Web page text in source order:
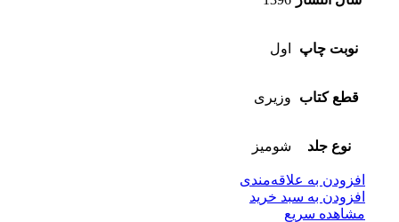
نوبت چاپ اول
قطع کتاب وزیری
نوع جلد شومیز
افزودن به علاقه‌مندی
افزودن به سبد خرید
مشاهده سریع